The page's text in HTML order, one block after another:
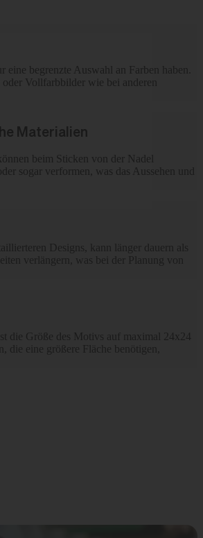
begrenzte Auswahl an Farben haben.
Vollfarbbilder wie bei anderen
Materialien
beim Sticken von der Nadel
sogar verformen, was das Aussehen und
Designs, kann länger dauern als
verlängern, was bei der Planung von
die Größe des Motivs auf maximal 24x24
eine größere Fläche benötigen,